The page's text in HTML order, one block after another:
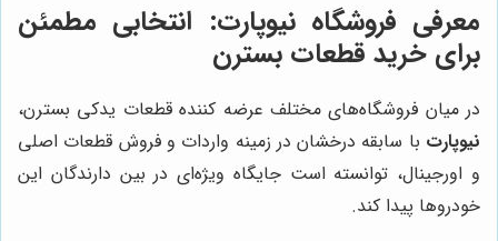
معرفی فروشگاهنیوپارت: انتخابی مطمئن
برای خرید قطعات بسترن
در میان فروشگاه‌های مختلف عرضه کننده قطعات یدکی بسترن،
نیوپارت با سابقه درخشان در زمینه واردات و فروش قطعات اصلی
و اورجینال، توانسته است جایگاه ویژه‌ای در بین دارندگان این
خودروها پیدا کند.